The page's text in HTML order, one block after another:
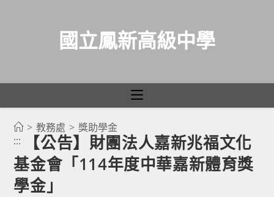
國立鳳新高級中學
> 教務處 > 獎助學金
:::
【公告】財團法人嘉新兆福文化
基金會「114年度中華嘉新體育獎
學金」